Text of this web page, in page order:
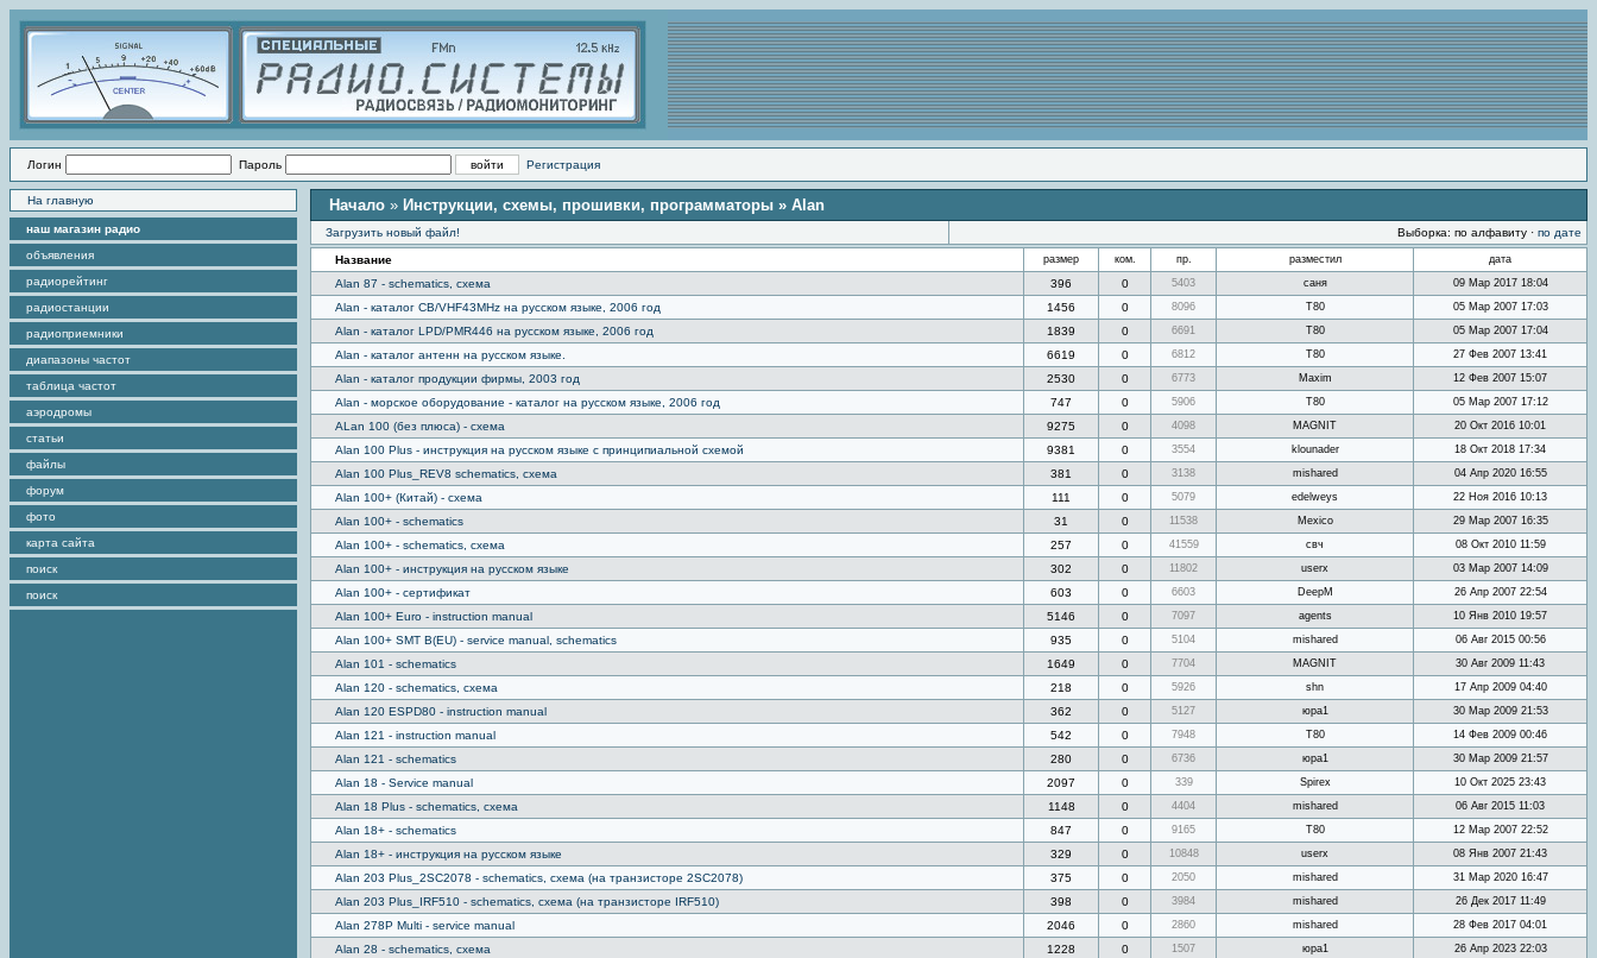
Логин Пароль Регистрация
На главную
наш магазин радио
объявления
радиорейтинг
радиостанции
радиоприемники
диапазоны частот
таблица частот
аэродромы
статьи
файлы
форум
фото
карта сайта
поиск
поиск
Начало » Инструкции, схемы, прошивки, программаторы » Alan
Загрузить новый файл! Выборка: по алфавиту · по дате
Название размер ком. пр. разместил дата
Alan 87 - schematics, схема 396 0 5403 саня 09 Мар 2017 18:04
Alan - каталог CB/VHF43MHz на русском языке, 2006 год 1456 0 8096 Т80 05 Мар 2007 17:03
Alan - каталог LPD/PMR446 на русском языке, 2006 год 1839 0 6691 Т80 05 Мар 2007 17:04
Alan - каталог антенн на русском языке. 6619 0 6812 Т80 27 Фев 2007 13:41
Alan - каталог продукции фирмы, 2003 год 2530 0 6773 Maxim 12 Фев 2007 15:07
Alan - морское оборудование - каталог на русском языке, 2006 год 747 0 5906 Т80 05 Мар 2007 17:12
ALan 100 (без плюса) - схема 9275 0 4098 MAGNIT 20 Окт 2016 10:01
Alan 100 Plus - инструкция на русском языке с принципиальной схемой 9381 0 3554 klounader 18 Окт 2018 17:34
Alan 100 Plus_REV8 schematics, схема 381 0 3138 mishared 04 Апр 2020 16:55
Alan 100+ (Китай) - схема 111 0 5079 edelweys 22 Ноя 2016 10:13
Alan 100+ - schematics 31 0 11538 Mexico 29 Мар 2007 16:35
Alan 100+ - schematics, схема 257 0 41559 свч 08 Окт 2010 11:59
Alan 100+ - инструкция на русском языке 302 0 11802 userx 03 Мар 2007 14:09
Alan 100+ - сертификат 603 0 6603 DeepM 26 Апр 2007 22:54
Alan 100+ Euro - instruction manual 5146 0 7097 agents 10 Янв 2010 19:57
Alan 100+ SMT B(EU) - service manual, schematics 935 0 5104 mishared 06 Авг 2015 00:56
Alan 101 - schematics 1649 0 7704 MAGNIT 30 Авг 2009 11:43
Alan 120 - schematics, схема 218 0 5926 shn 17 Апр 2009 04:40
Alan 120 ESPD80 - instruction manual 362 0 5127 юра1 30 Мар 2009 21:53
Alan 121 - instruction manual 542 0 7948 Т80 14 Фев 2009 00:46
Alan 121 - schematics 280 0 6736 юра1 30 Мар 2009 21:57
Alan 18 - Service manual 2097 0 339 Spirex 10 Окт 2025 23:43
Alan 18 Plus - schematics, схема 1148 0 4404 mishared 06 Авг 2015 11:03
Alan 18+ - schematics 847 0 9165 Т80 12 Мар 2007 22:52
Alan 18+ - инструкция на русском языке 329 0 10848 userx 08 Янв 2007 21:43
Alan 203 Plus_2SC2078 - schematics, схема (на транзисторе 2SC2078) 375 0 2050 mishared 31 Мар 2020 16:47
Alan 203 Plus_IRF510 - schematics, схема (на транзисторе IRF510) 398 0 3984 mishared 26 Дек 2017 11:49
Alan 278P Multi - service manual 2046 0 2860 mishared 28 Фев 2017 04:01
Alan 28 - schematics, схема 1228 0 1507 юра1 26 Апр 2023 22:03